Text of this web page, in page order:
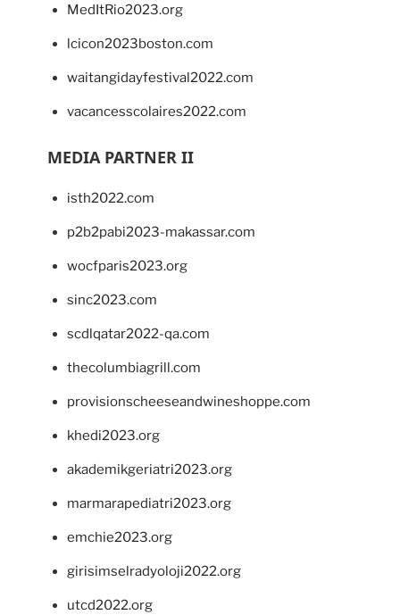
MedItRio2023.org
lcicon2023boston.com
waitangidayfestival2022.com
vacancesscolaires2022.com
MEDIA PARTNER II
isth2022.com
p2b2pabi2023-makassar.com
wocfparis2023.org
sinc2023.com
scdlqatar2022-qa.com
thecolumbiagrill.com
provisionscheeseandwineshoppe.com
khedi2023.org
akademikgeriatri2023.org
marmarapediatri2023.org
emchie2023.org
girisimselradyoloji2022.org
utcd2022.org